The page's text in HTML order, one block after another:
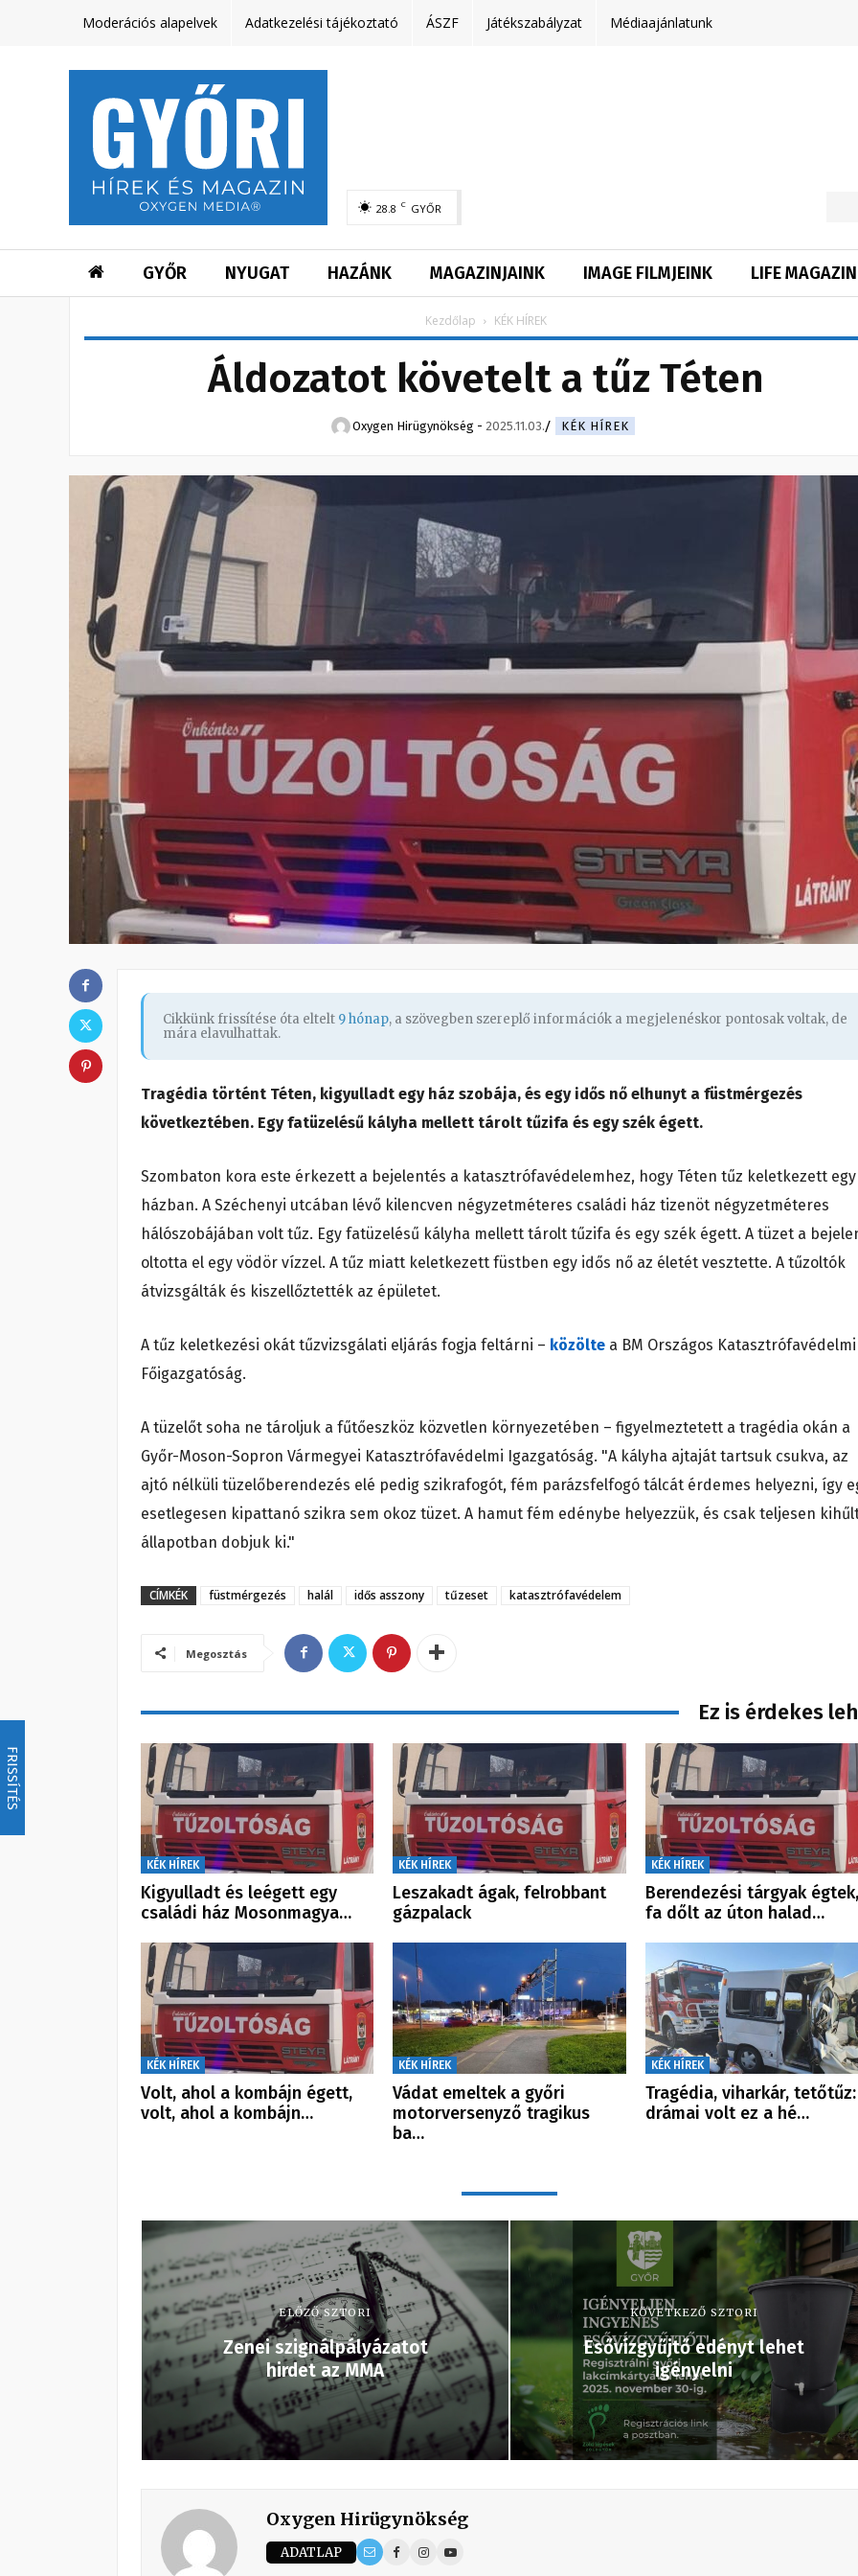
FRISSÍTÉS
Moderációs alapelvek Adatkezelési tájékoztató ÁSZF Játékszabályzat Médiaajánlatunk
28.8 C GYŐR
GYŐR NYUGAT HAZÁNK MAGAZINJAINK IMAGE FILMJEINK LIFE MAGAZIN
Kezdőlap KÉK HÍREK
Áldozatot követelt a tűz Téten
Oxygen Hirügynökség - 2025.11.03. KÉK HÍREK
Cikkünk frissítése óta eltelt 9 hónap, a szövegben szereplő információk a megjelenéskor pontosak voltak, de
mára elavulhattak.
Tragédia történt Téten, kigyulladt egy ház szobája, és egy idős nő elhunyt a füstmérgezés
következtében. Egy fatüzelésű kályha mellett tárolt tűzifa és egy szék égett.
Szombaton kora este érkezett a bejelentés a katasztrófavédelemhez, hogy Téten tűz keletkezett egy
házban. A Széchenyi utcában lévő kilencven négyzetméteres családi ház tizenöt négyzetméteres
hálószobájában volt tűz. Egy fatüzelésű kályha mellett tárolt tűzifa és egy szék égett. A tüzet a
oltotta el egy vödör vízzel. A tűz miatt keletkezett füstben egy idős nő az életét vesztette. A tűzoltók
átvizsgálták és kiszellőztették az épületet.
A tűz keletkezési okát tűzvizsgálati eljárás fogja feltárni – közölte a BM Országos Katasztrófavédelmi
Főigazgatóság.
A tüzelőt soha ne tároljuk a fűtőeszköz közvetlen környezetében – figyelmeztetett a tragédia okán a
Győr-Moson-Sopron Vármegyei Katasztrófavédelmi Igazgatóság. "A kályha ajtaját tartsuk csukva, az
ajtó nélküli tüzelőberendezés elé pedig szikrafogót, fém parázsfelfogó tálcát érdemes helyezni, így
esetlegesen kipattanó szikra sem okoz tüzet. A hamut fém edénybe helyezzük, és csak teljesen
állapotban dobjuk ki."
CÍMKÉK füstmérgezés halál idős asszony tűzeset katasztrófavédelem
Megosztás
Ez is érdekes
KÉK HÍREK
Kigyulladt és leégett egy
családi ház Mosonmagya…
KÉK HÍREK
Leszakadt ágak, felrobbant
gázpalack
KÉK HÍREK
Berendezési tárgyak égtek,
fa dőlt az úton halad…
KÉK HÍREK
Volt, ahol a kombájn égett,
volt, ahol a kombájn…
KÉK HÍREK
Vádat emeltek a győri
motorversenyző tragikus
ba…
KÉK HÍREK
Tragédia, viharkár, tetőtűz:
drámai volt ez a hé…
ELŐZŐ SZTORI
Zenei szignálpályázatot
hirdet az MMA
KÖVETKEZŐ SZTORI
Esővízgyűjtő edényt lehet
igényelni
Oxygen Hirügynökség
ADATLAP